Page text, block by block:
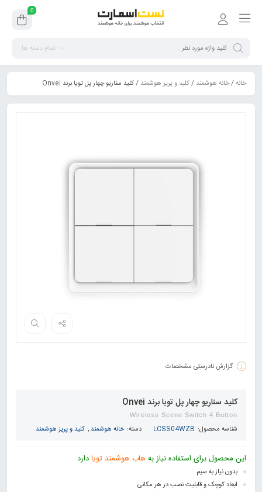
0
تمام دسته ها
خانه/خانه هوشمند /کلید و پریز هوشمند / کلید سناریو چهار پل تویا برند Onvei
گزارش نادرستی مشخصات
کلید سناریو چهار پل تویا برند Onvei
Wireless Scene Switch 4 Button
شناسه محصول: LCSS04WZB دسته: خانه هوشمند , کلید و پریز هوشمند
این محصول برای استفاده نیاز به هاب هوشمند تویادارد
بدون نیاز به سیم
ابعاد کوچک و قابلیت نصب در هر مکانی